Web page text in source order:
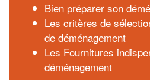
Bien préparer son
Les critères de
de déménagement
Les Fournitures
déménagement